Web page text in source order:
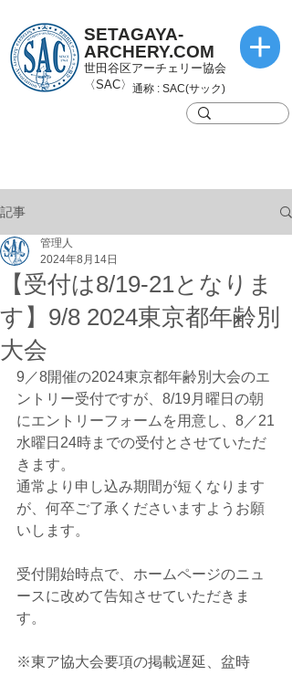
SETAGAYA-
ARCHERY.COM
世田谷区アーチェリー協会
〈SAC〉 通称 : SAC(サック)
記事
【受付は8/19-21となりま
す】9/8 2024東京都年齢別
大会
管理人
2024年8月14日
9／8開催の2024東京都年齢別大会のエ
ントリー受付ですが、8/19月曜日の朝
にエントリーフォームを用意し、8／21
水曜日24時までの受付とさせていただ
きます。
通常より申し込み期間が短くなります
が、何卒ご了承くださいますようお願
いします。
受付開始時点で、ホームページのニュ
ースに改めて告知させていただきま
す。
※東ア協大会要項の掲載遅延、盆時